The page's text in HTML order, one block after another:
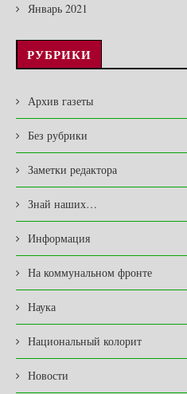
Январь 2021
РУБРИКИ
Архив газеты
Без рубрики
Заметки редактора
Знай наших…
Информация
На коммунальном фронте
Наука
Национальный колорит
Новости